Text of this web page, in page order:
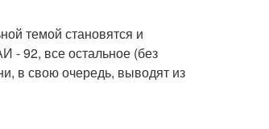
темой становятся и
- 92, все остальное (без
в свою очередь, выводят из